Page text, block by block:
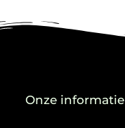
Onze informatie